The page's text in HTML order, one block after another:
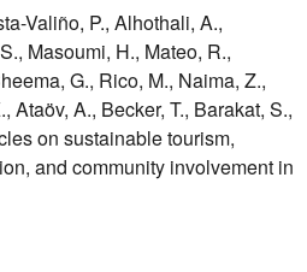
Valiño, P., Alhothali, A.,
Masoumi, H., Mateo, R.,
G., Rico, M., Naima, Z.,
Ataöv, A., Becker, T., Barakat, S.,
on sustainable tourism,
and community involvement in